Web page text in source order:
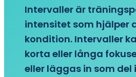
Intervaller är
intensitet som hjälper
kondition. Intervaller
korta eller långa
eller läggas in som del